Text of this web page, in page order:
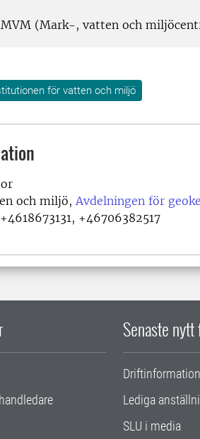
MVM (Mark-, vatten och
för vatten och miljö
och miljö, Avdelningen för
+4618673131, +46706382517
Senaste nytt
Driftinformation
Lediga
SLU i media